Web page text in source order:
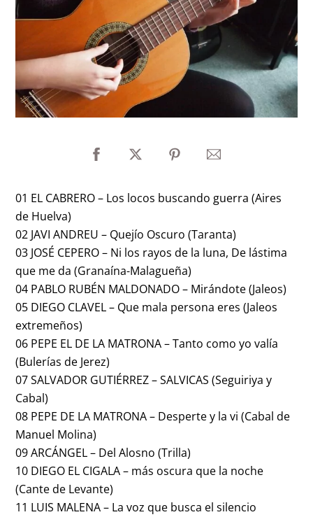
01 EL CABRERO – Los locos buscando guerra (Aires
de Huelva)
02 JAVI ANDREU – Quejío Oscuro (Taranta)
03 JOSÉ CEPERO – Ni los rayos de la luna, De lástima
que me da (Granaína-Malagueña)
04 PABLO RUBÉN MALDONADO – Mirándote (Jaleos)
05 DIEGO CLAVEL – Que mala persona eres (Jaleos
extremeños)
06 PEPE EL DE LA MATRONA – Tanto como yo valía
(Bulerías de Jerez)
07 SALVADOR GUTIÉRREZ – SALVICAS (Seguiriya y
Cabal)
08 PEPE DE LA MATRONA – Desperte y la vi (Cabal de
Manuel Molina)
09 ARCÁNGEL – Del Alosno (Trilla)
10 DIEGO EL CIGALA – más oscura que la noche
(Cante de Levante)
11 LUIS MALENA – La voz que busca el silencio